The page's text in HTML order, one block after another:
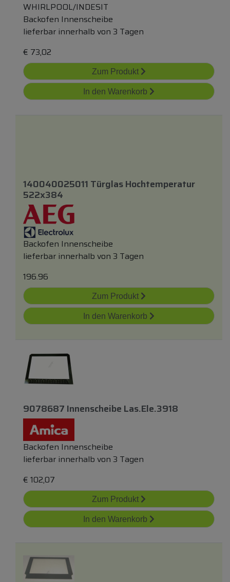
WHIRLPOOL/INDESIT
Backofen Innenscheibe
lieferbar innerhalb von 3 Tagen
€ 73,02
Zum Produkt
In den Warenkorb
140040025011 Türglas Hochtemperatur
522x384
Backofen Innenscheibe
lieferbar innerhalb von 3 Tagen
196.96
Zum Produkt
In den Warenkorb
9078687 Innenscheibe Las.ele.3918
Backofen Innenscheibe
lieferbar innerhalb von 3 Tagen
€ 102,07
Zum Produkt
In den Warenkorb